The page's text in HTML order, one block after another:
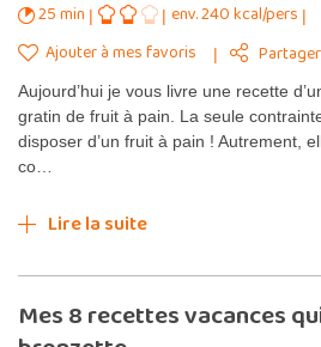
25 min
env. 240 kcal/pers
Ajouter à mes favoris
Partager
Aujourd’hui je vous livre une recette
gratin de fruit à pain. La seule
disposer d’un fruit à pain ! Autrement,
co…
Lire la suite
Mes 8 recettes vacances